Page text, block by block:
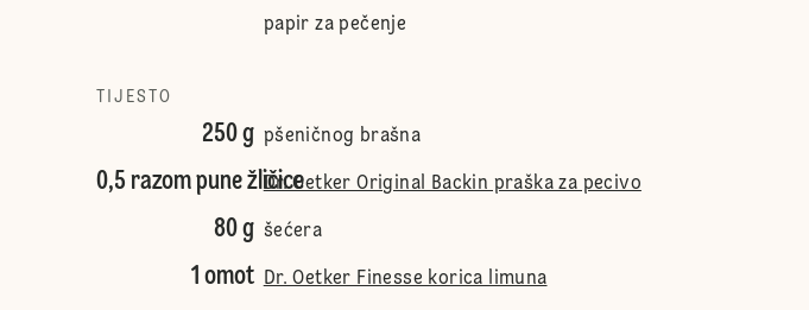
papir za pečenje
TIJESTO
250 g pšeničnog brašna
0,5 razom pune žličiceDr. Oetker Original Backin praška za pecivo
80 g šećera
1 omot Dr. Oetker Finesse korica limuna